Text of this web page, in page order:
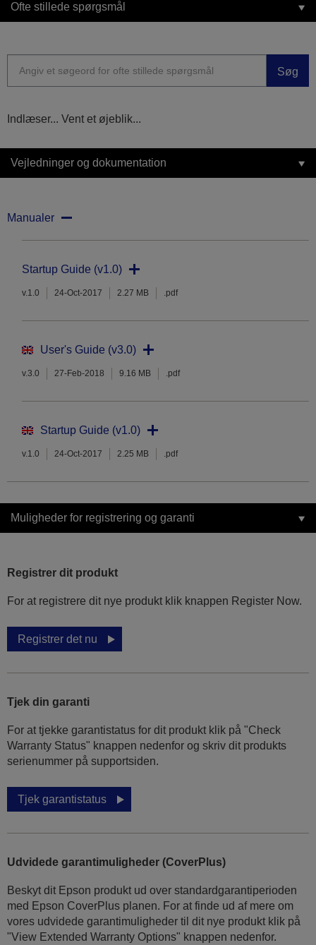
Ofte stillede spørgsmål
Søg
Indlæser... Vent et øjeblik...
Vejledninger og dokumentation
Manualer
Startup Guide (v1.0)
v.1.0 24-Oct-2017 2.27 MB .pdf
User's Guide (v3.0)
v.3.0 27-Feb-2018 9.16 MB .pdf
Startup Guide (v1.0)
v.1.0 24-Oct-2017 2.25 MB .pdf
Muligheder for registrering og garanti
Registrer dit produkt
For at registrere dit nye produkt klik knappen Register Now.
Registrer det nu
Tjek din garanti
For at tjekke garantistatus for dit produkt klik på "Check
Warranty Status" knappen nedenfor og skriv dit produkts
serienummer på supportsiden.
Tjek garantistatus
Udvidede garantimuligheder (CoverPlus)
Beskyt dit Epson produkt ud over standardgarantiperioden
med Epson CoverPlus planen. For at finde ud af mere om
vores udvidede garantimuligheder til dit nye produkt klik på
"View Extended Warranty Options" knappen nedenfor.